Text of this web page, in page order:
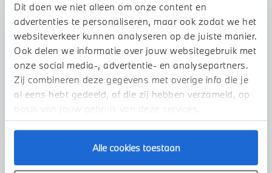
Dit doen we niet alleen om onze content en
advertenties te personaliseren, maar ook zodat we het
websiteverkeer kunnen analyseren op de juiste manier.
Ook delen we informatie over jouw websitegebruik met
onze social media-, advertentie- en analysepartners.
Zij combineren deze gegevens met overige info die je
al eens hebt gedeeld, of die zij hebben verzameld, op
basis van jouw gebruik van deze services.
Alle cookies toestaan
Stap 1 van 3
Uw auto inruilen?
Voorstel aanvragen